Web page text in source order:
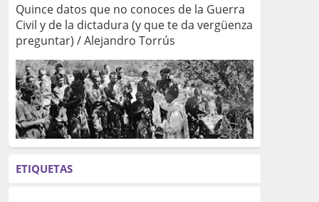
Quince datos que no conoces de la Guerra
Civil y de la dictadura (y que te da vergüenza
preguntar) / Alejandro Torrús
ETIQUETAS